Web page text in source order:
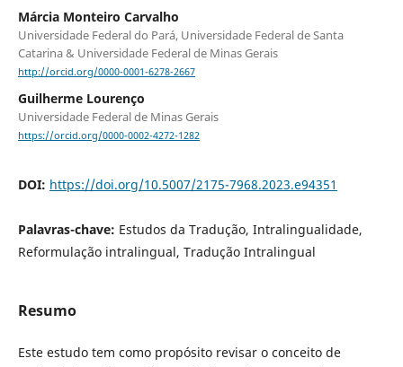
Márcia Monteiro Carvalho
Universidade Federal do Pará, Universidade Federal de Santa
Catarina & Universidade Federal de Minas Gerais
http://orcid.org/0000-0001-6278-2667
Guilherme Lourenço
Universidade Federal de Minas Gerais
https://orcid.org/0000-0002-4272-1282
DOI: https://doi.org/10.5007/2175-7968.2023.e94351
Palavras-chave: Estudos da Tradução, Intralingualidade,
Reformulação intralingual, Tradução Intralingual
Resumo
Este estudo tem como propósito revisar o conceito de